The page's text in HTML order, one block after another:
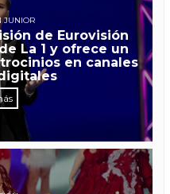
JUNIOR
de Eurovisión
La 1 y ofrece un
en canales